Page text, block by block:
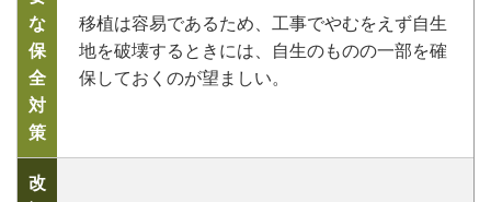
な
保
全
対
策
移植は容易であるため、工事でやむをえず自生
地を破壊するときには、自生のものの一部を確
保しておくのが望ましい。
改